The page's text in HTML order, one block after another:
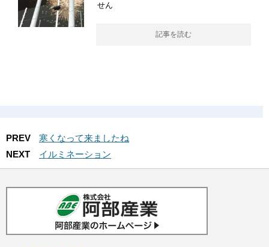
せん
記事を読む
PREV
寒くなって来ましたね
NEXT
イルミネーション